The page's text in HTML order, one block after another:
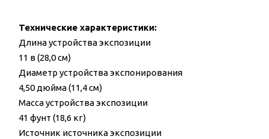
Технические характеристики:
Длина устройства экспозиции
11 в (28,0 см)
Диаметр устройства экспонирования
4,50 дюйма (11,4 см)
Масса устройства экспозиции
41 фунт (18,6 кг)
Источник источника экспозиции